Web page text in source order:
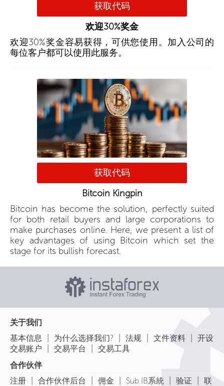
获取代码
欢迎30%奖金
欢迎30%奖金容易获得，可供您使用。加入公司的
每位客户都可以使用此服务。
获取代码
Bitcoin Kingpin
Bitcoin has become the solution, perfectly suited
for both retail buyers and large corporations to
make purchases online. Here, we present a list of
key advantages of using Bitcoin which set the
stage for its bullish forecast.
关于我们
基本信息
为什么选择我们? 法规 文件资料
开设
交易账户
交易平台
交易工具
合作伙伴
注册
合作伙伴后台 佣金 Sub IB系統 验证 联